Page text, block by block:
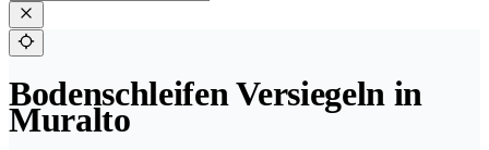
Bodenschleifen Versiegeln in
Muralto